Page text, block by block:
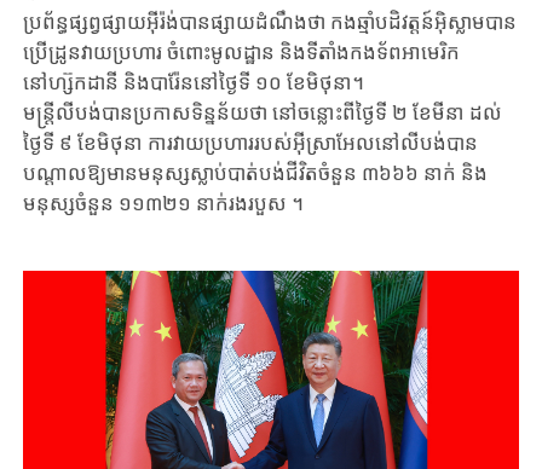
ប្រព័ន្ធផ្សព្វផ្សាយអ៊ីរ៉ង់បានផ្សាយ​ដំណឹង​ថា កងឆ្មាំបដិវត្តន៍អ៊ិស្លាមបាន
ប្រើដ្រូន​​វាយប្រហារ ​ចំពោះ​​មូលដ្ឋាន និងទីតាំងកងទ័ពអាមេរិក
នៅហ្ស៊កដានី និងបារ៉ែននៅថ្ងៃទី ១០ ខែមិថុនា។
មន្ត្រីលីបង់បានប្រកាស​ទិន្នន័យថា នៅ​ចន្លោះពីថ្ងៃទី ២ ខែមីនា ដល់
ថ្ងៃទី ៩ ខែមិថុនា​​ ​ការវាយប្រហាររបស់អ៊ីស្រាអែលនៅលីបង់បាន
បណ្តាលឱ្យមានមនុស្សស្លាប់បាត់​បង់ជីវិត​ចំនួន ៣៦៦៦ នាក់ និង
មនុស្សចំនួន ​១១៣២១ នាក់​រងរបួស ។